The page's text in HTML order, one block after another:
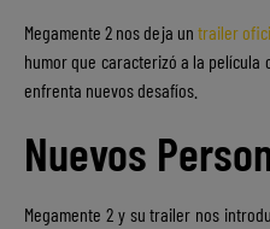
Megamente 2 nos deja un trailer
humor que caracterizó a la película
enfrenta nuevos desafíos.
Nuevos
Megamente 2 y su trailer nos